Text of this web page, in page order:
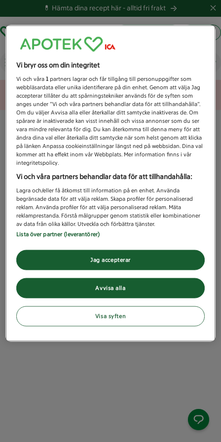
💊 Hämta dina recept här -alltid fri frakt
Vad letar du efter idag?
Unknown error
Vi bryr oss om din integritet
Vi och våra1 partners lagrar och får tillgång till personuppgifter som
webbläsardata eller unika identifierare på din enhet. Genom att välja Jag
accepterar tillåter du att spårningstekniker används för de syften som
anges under ”Vi och våra partners behandlar data för att tillhandahålla”.
Om du väljer Avvisa alla eller återkallar ditt samtycke inaktiveras de. Om
spårare är inaktiverade kan visst innehåll och vissa annonser som du ser
vara mindre relevanta för dig. Du kan återkomma till denna meny för att
ändra dina val eller återkalla ditt samtycke när som helst genom att klicka
på länken Anpassa cookieinställningar längst ned på webbsidan. Dina val
kommer att ha effekt inom vår Webbplats. Mer information finns i vår
integritetspolicy.
Vi och våra partners behandlar data för att tillhandahålla:
Lagra och/eller få åtkomst till information på en enhet. Använda
begränsade data för att välja reklam. Skapa profiler för personaliserad
reklam. Använda profiler för att välja personaliserad reklam. Mäta
reklamprestanda. Förstå målgrupper genom statistik eller kombinationer
av data från olika källor. Utveckla och förbättra tjänster.
Lista över partner (leverantörer)
Avvisa alla
Jag accepterar
Visa syften